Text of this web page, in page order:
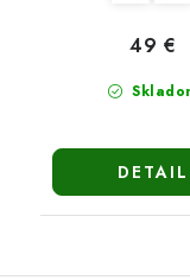
49 €
DETAIL